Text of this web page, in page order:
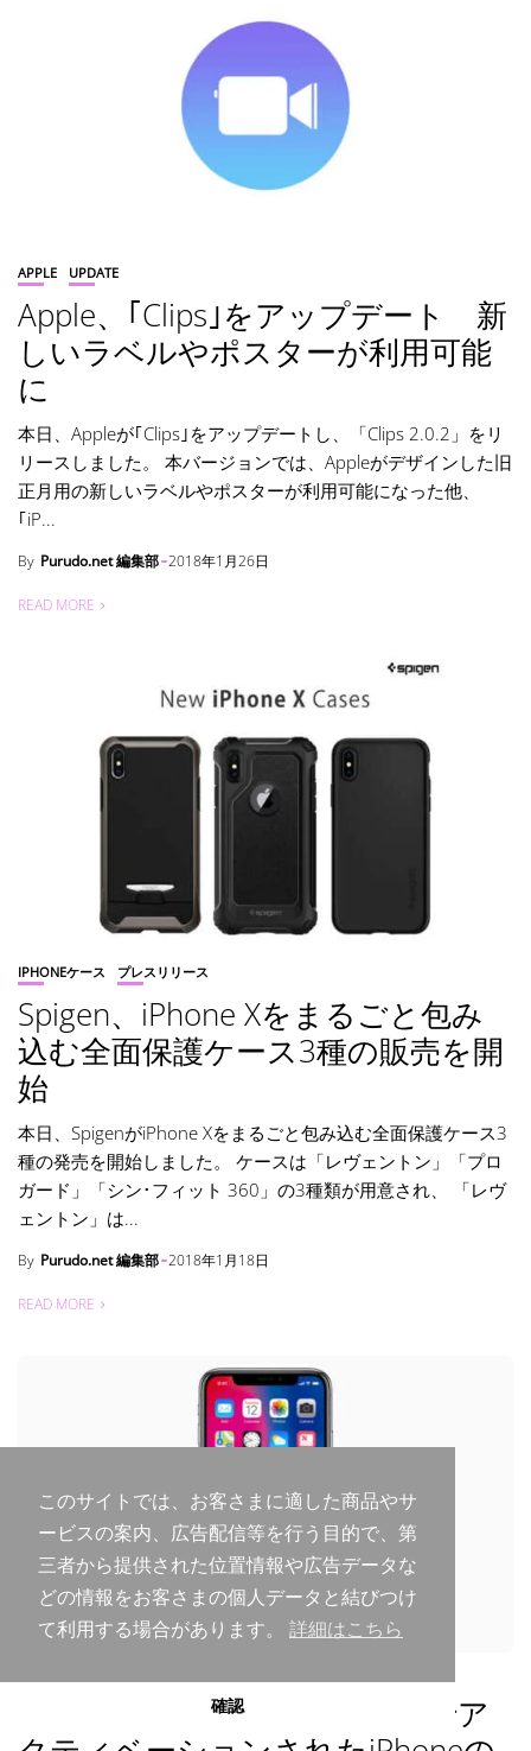
APPLE UPDATE
Apple、｢Clips｣をアップデート 新
しいラベルやポスターが利用可能
に
本日、Appleが｢Clips｣をアップデートし、「Clips 2.0.2」をリ
リースしました。 本バージョンでは、Appleがデザインした旧
正月用の新しいラベルやポスターが利用可能になった他、
｢iP...
By Purudo.net 編集部 2018年1月26日
READ MORE
IPHONEケース プレスリリース
Spigen、iPhone Xをまるごと包み
込む全面保護ケース3種の販売を開
始
本日、SpigenがiPhone Xをまるごと包み込む全面保護ケース3
種の発売を開始しました。 ケースは「レヴェントン」「プロ
ガード」「シン･フィット 360」の3種類が用意され、 「レヴ
ェントン」は...
By Purudo.net 編集部 2018年1月18日
READ MORE
2017年9月〜12月にアメリカでア
このサイトでは、お客さまに適した商品やサ
ービスの案内、広告配信等を行う目的で、第
三者から提供された位置情報や広告データな
どの情報をお客さまの個人データと結びつけ
て利用する場合があります。 詳細はこちら
確認